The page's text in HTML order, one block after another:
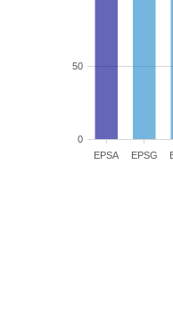
EPSA EPSG
0
50